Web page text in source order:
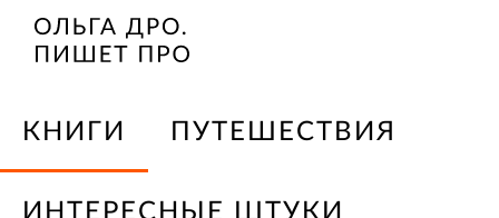
КНИГИ ПУТЕШЕСТВИЯ
ИНТЕРЕСНЫЕ ШТУКИ